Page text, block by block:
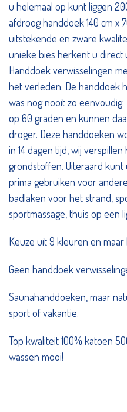
u helemaal op kunt liggen
afdroog handdoek 140 cm x
uitstekende en zware
unieke bies herkent u direct
Handdoek verwisselingen
het verleden. De handdoek
was nog nooit zo
op 60 graden en kunnen
droger. Deze handdoeken
in 14 dagen tijd, wij
grondstoffen. Uiteraard
prima gebruiken voor
badlaken voor het strand,
sportmassage, thuis op een
Keuze uit 9 kleuren en
Geen handdoek
Saunahanddoeken, maar
sport of vakantie.
Top kwaliteit 100% katoen
wassen mooi!